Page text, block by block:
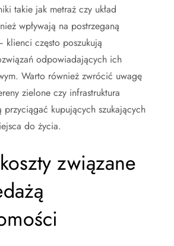
takie jak metraż czy układ
wpływają na postrzeganą
klienci często poszukują
odpowiadających ich
Warto również zwrócić uwagę
zielone czy infrastruktura
przyciągać kupujących szukających
do życia.
związane